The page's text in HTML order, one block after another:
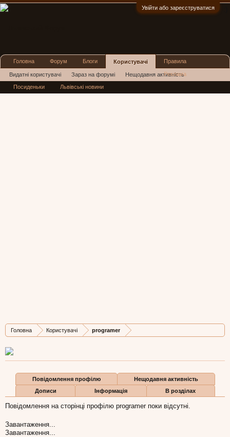
Увійти або зареєструватися
Головна Користувачі programer
Дописів
16
Карма
3
Бали
0
Повідомлення профілю
Нещодавня активність
Дописи
Інформація В розділах
Повідомлення на сторінці профілю programer поки відсутні.
Завантаження...
Завантаження...
Головна Форум Блоги Користувачі
Видатні користувачі Зараз на форумі Нещодавня активність
Нові повідомлення профілю
Правила
Реклама
Посиденьки Львівські новини